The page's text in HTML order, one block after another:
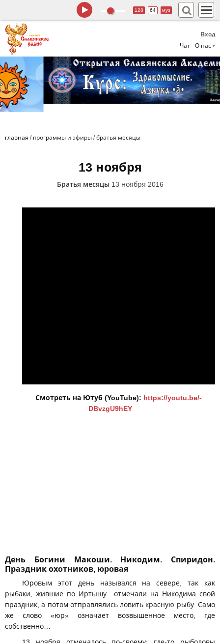
Вход
Чат
О нас
128 64 муз
главная / программы и эфиры /братья месяцы
13 ноября
Братья месяцы 13 ноября 2016
Смотреть на Ютуб (YouTube): https://youtu.be/-
DBvzgU9hEY
День Богини Макоши. Никодим. Спиридон.
Праздник охотников, юровая
Юровым этот день назывался на севере, так как
рыбаки, жившие по Иртышу отмечали на Никодима свой
праздник, а потом отправлялись ловить красную рыбу. Само
же слово «юр» означает возвышенное место, где
собственно…